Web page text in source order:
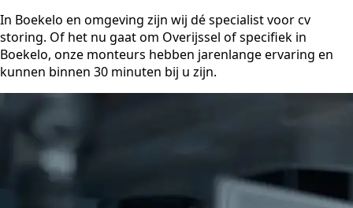
In Boekelo en omgeving zijn wij dé specialist voor cv
storing. Of het nu gaat om Overijssel of specifiek in
Boekelo, onze monteurs hebben jarenlange ervaring en
kunnen binnen 30 minuten bij u zijn.